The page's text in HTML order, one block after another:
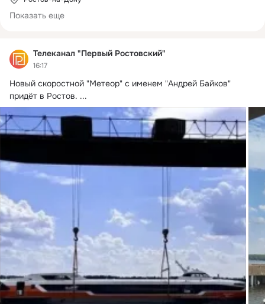
Телеканал "Первый Ростовский"
16:17
Новый скоростной "Метеор" с именем "Андрей Байков"
придёт в Ростов. ...
"Первый Ростовский" 🔥
Оперативные новости в телеграме:
Показать еще